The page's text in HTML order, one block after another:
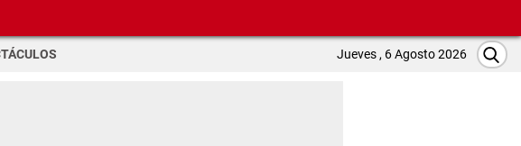
Jueves , 6 Agosto 2026